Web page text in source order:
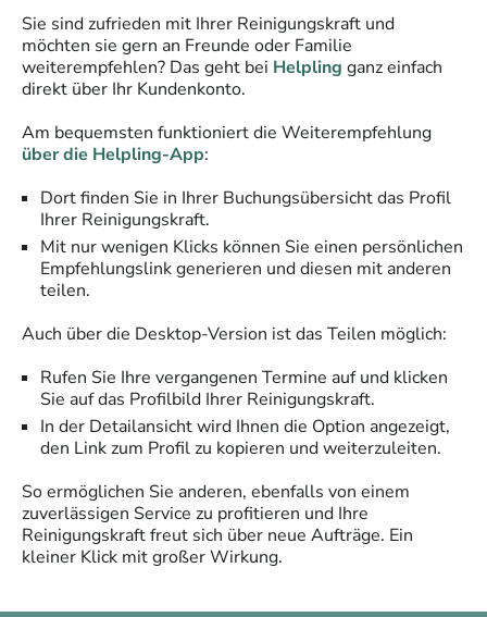
Sie sind zufrieden mit Ihrer Reinigungskraft und
möchten sie gern an Freunde oder Familie
weiterempfehlen? Das geht bei Helpling ganz einfach
direkt über Ihr Kundenkonto.
Am bequemsten funktioniert die Weiterempfehlung
über die Helpling-App:
Dort finden Sie in Ihrer Buchungsübersicht das Profil
Ihrer Reinigungskraft.
Mit nur wenigen Klicks können Sie einen persönlichen
Empfehlungslink generieren und diesen mit anderen
teilen.
Auch über die Desktop-Version ist das Teilen möglich:
Rufen Sie Ihre vergangenen Termine auf und klicken
Sie auf das Profilbild Ihrer Reinigungskraft.
In der Detailansicht wird Ihnen die Option angezeigt,
den Link zum Profil zu kopieren und weiterzuleiten.
So ermöglichen Sie anderen, ebenfalls von einem
zuverlässigen Service zu profitieren und Ihre
Reinigungskraft freut sich über neue Aufträge. Ein
kleiner Klick mit großer Wirkung.